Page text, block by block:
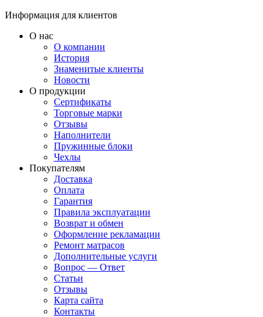
Информация для клиентов
О нас
О компании
История
Знаменитые клиенты
Новости
О продукции
Сертификаты
Торговые марки
Отзывы
Наполнители
Пружинные блоки
Чехлы
Покупателям
Доставка
Оплата
Гарантия
Правила эксплуатации
Возврат и обмен
Оформление рекламации
Ремонт матрасов
Дополнительные услуги
Вопрос — Ответ
Статьи
Отзывы
Карта сайта
Контакты